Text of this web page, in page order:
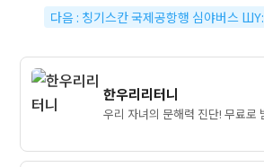
다음 : 칭기스칸 국제공항행 심야버스
한우리리터니
우리 자녀의 문해력 진단! 무료로